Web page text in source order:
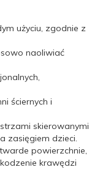
użyciu, zgodnie z
naoliwiać
ściernych i
skierowanymi
zasięgiem dzieci.
powierzchnie,
krawędzi